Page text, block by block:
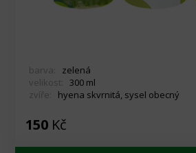
barva:
zelená
velikost:
300 ml
zvíře:
hyena skvrnitá, sysel obecný
150 Kč